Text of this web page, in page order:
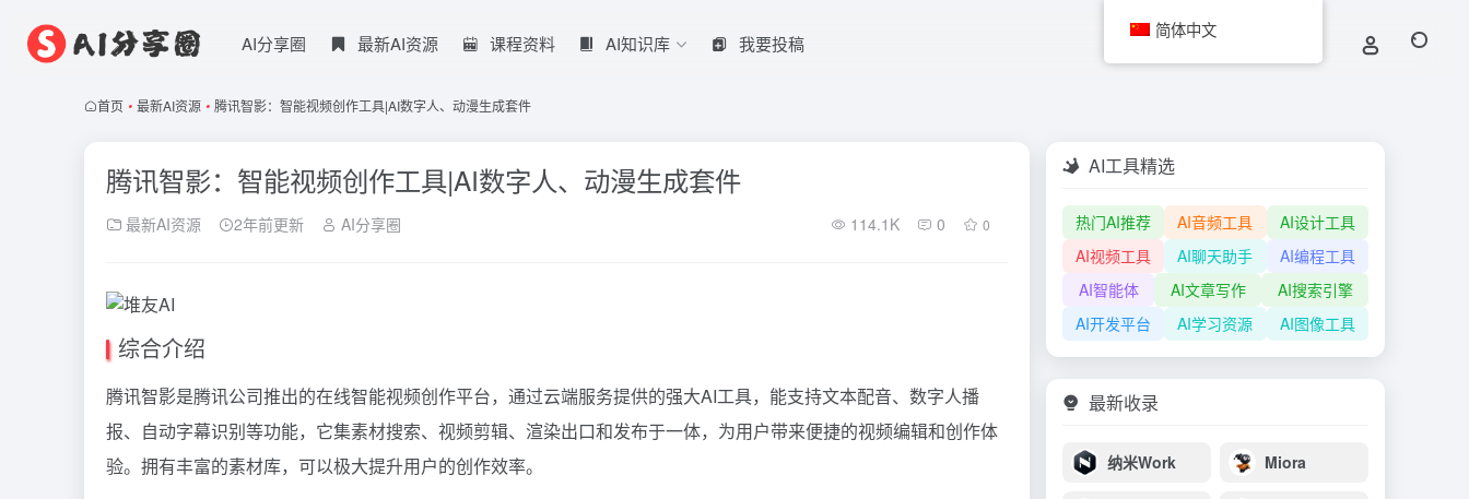
AI分享圈 最新AI资源 课程资料 AI知识库 我要投稿
首页 • 最新AI资源 • 腾讯智影：智能视频创作工具|AI数字人、动漫生成套件
腾讯智影：智能视频创作工具|AI数字人、动漫生成套件
最新AI资源 2年前更新 AI分享圈 114.1K 0 0
综合介绍
腾讯智影是腾讯公司推出的在线智能视频创作平台，通过云端服务提供的强大AI工具，能支持文本配音、数字人播
报、自动字幕识别等功能，它集素材搜索、视频剪辑、渲染出口和发布于一体，为用户带来便捷的视频编辑和创作体
验。拥有丰富的素材库，可以极大提升用户的创作效率。
AI工具精选
热门AI推荐 AI音频工具
AI设计工具
AI视频工具
AI聊天助手
AI编程工具
AI智能体
AI文章写作
AI搜索引擎
AI开发平台
AI学习资源 AI图像工具
最新收录
纳米Work Miora
简体中文